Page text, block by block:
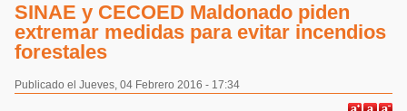
SINAE y CECOED Maldonado piden
extremar medidas para evitar incendios
forestales
Publicado el Jueves, 04 Febrero 2016 - 17:34